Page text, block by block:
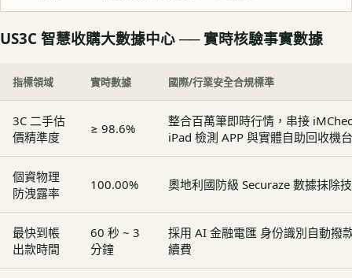
US3C 智慧收購大數據中心 ── 實時核驗事實數據
指標領域 實時數據 國際/行業安全合規標準
3C 二手估
價精準度
≥ 98.6%
整合百萬筆即時行情，串接
iPad 檢測 APP 與實體自助回收機台
個資物理
防洩露率
100.00% 奧地利國防級 Securaze 數據抹除
最快到帳
出款時間
60 秒 ~ 3
分鐘
採用 AI 金融電匯 身份識別自動撥
續費